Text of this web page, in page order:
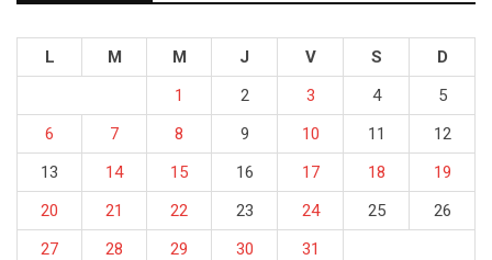
L M M J V S
D
1
2 3 4
5
6
7 8 9 10 11
12
13
14 15 16 17 18
19
20
21 22 23 24 25
26
27
28 29 30 31